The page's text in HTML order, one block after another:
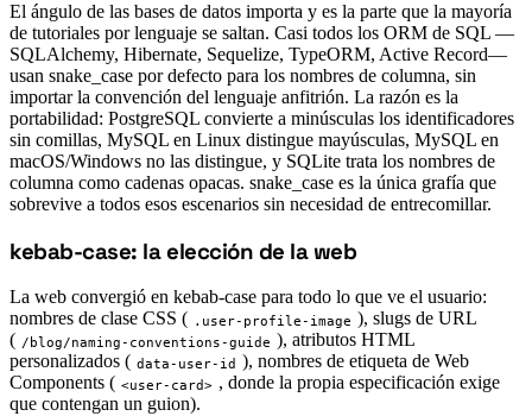
El ángulo de las bases de datos importa y es la parte que la mayoría
de tutoriales por lenguaje se saltan. Casi todos los ORM de SQL —
SQLAlchemy, Hibernate, Sequelize, TypeORM, Active Record—
usan snake_case por defecto para los nombres de columna, sin
importar la convención del lenguaje anfitrión. La razón es la
portabilidad: PostgreSQL convierte a minúsculas los identificadores
sin comillas, MySQL en Linux distingue mayúsculas, MySQL en
macOS/Windows no las distingue, y SQLite trata los nombres de
columna como cadenas opacas. snake_case es la única grafía que
sobrevive a todos esos escenarios sin necesidad de entrecomillar.
#
kebab-case: la elección de la web
La web convergió en kebab-case para todo lo que ve el usuario:
nombres de clase CSS ( .user-profile-image ), slugs de URL
( /blog/naming-conventions-guide ), atributos HTML
personalizados ( data-user-id ), nombres de etiqueta de Web
Components ( <user-card> , donde la propia especificación exige
que contengan un guion).